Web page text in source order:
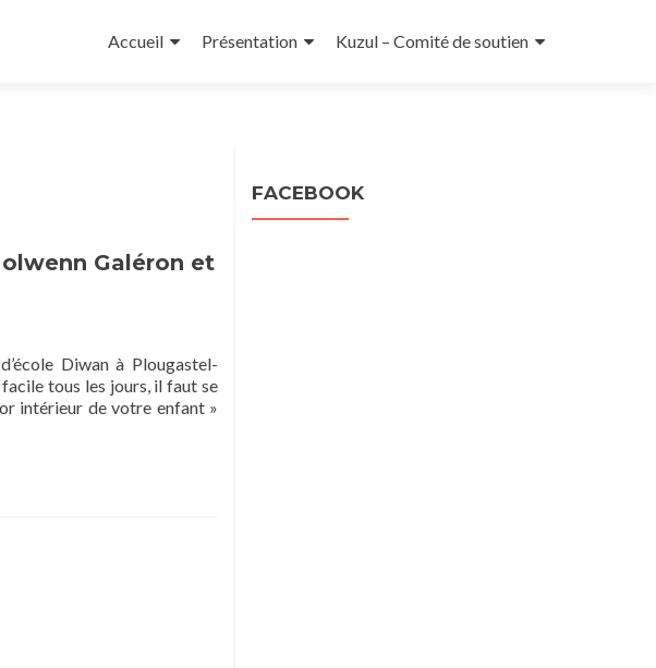
au
Accueil Présentation Kuzul – Comité de soutien
Galéron et
Diwan à Plougastel-
facile tous les jours, il faut se
intérieur de votre enfant »
FACEBOOK